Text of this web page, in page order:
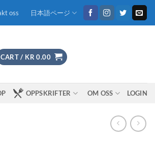
oss 日本語ページ
CART / KR 0.00
OPPSKRIFTER OM OSS LOGIN